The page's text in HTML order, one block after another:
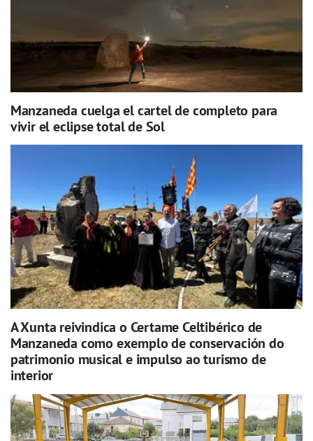
Manzaneda cuelga el cartel de completo para
vivir el eclipse total de Sol
A Xunta reivindica o Certame Celtibérico de
Manzaneda como exemplo de conservación do
patrimonio musical e impulso ao turismo de
interior